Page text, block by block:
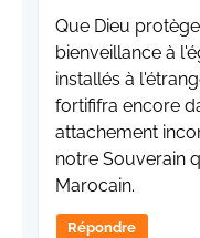
Que Dieu
bienveillance à
installés à
fortififra encore
attachement
notre Souverain
Marocain.
Répondre